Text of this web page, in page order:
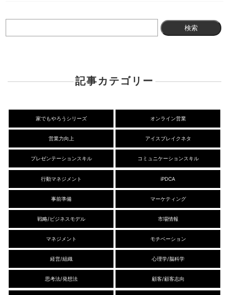
索:
記事カテゴリー
家でもやろうシリーズ オンライン営業
営業力向上 アイスブレイクネタ
プレゼンテーションスキル コミュニケーションスキル
行動マネジメント iPDCA
事前準備 マーケティング
戦略/ビジネスモデル 市場情報
マネジメント モチベーション
経営/組織 心理学/脳科学
思考法/発想法 顧客/顧客志向